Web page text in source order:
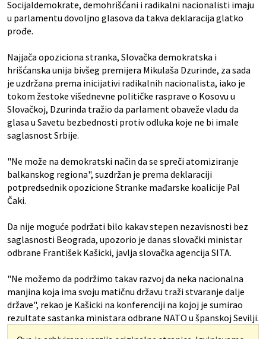
Socijaldemokrate, demohrišćani i radikalni nacionalisti imaju
u parlamentu dovoljno glasova da takva deklaracija glatko
prođe.
Najjača opoziciona stranka, Slovačka demokratska i
hrišćanska unija bivšeg premijera Mikulaša Dzurinde, za sada
je uzdržana prema inicijativi radikalnih nacionalista, iako je
tokom žestoke višednevne političke rasprave o Kosovu u
Slovačkoj, Dzurinda tražio da parlament obaveže vladu da
glasa u Savetu bezbednosti protiv odluka koje ne bi imale
saglasnost Srbije.
"Ne može na demokratski način da se spreči atomiziranje
balkanskog regiona", suzdržan je prema deklaraciji
potpredsednik opozicione Stranke mađarske koalicije Pal
Čaki.
Da nije moguće podržati bilo kakav stepen nezavisnosti bez
saglasnosti Beograda, upozorio je danas slovački ministar
odbrane František Kašicki, javlja slovačka agencija SITA.
"Ne možemo da podržimo takav razvoj da neka nacionalna
manjina koja ima svoju matičnu državu traži stvaranje dalje
države", rekao je Kašicki na konferenciji na kojoj je sumirao
rezultate sastanka ministara odbrane NATO u španskoj Sevilji.